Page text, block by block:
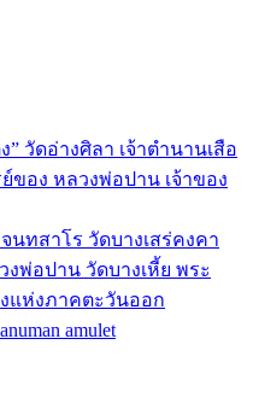
” วัดอ่างศิลา เจ้าตำนานเสือ
ของ หลวงพ่อปาน เจ้าของ
นทสาโร วัดบางเสร่คงคา
งพ่อปาน วัดบางเหี้ย พระ
แห่งภาคตะวันออก
amulet